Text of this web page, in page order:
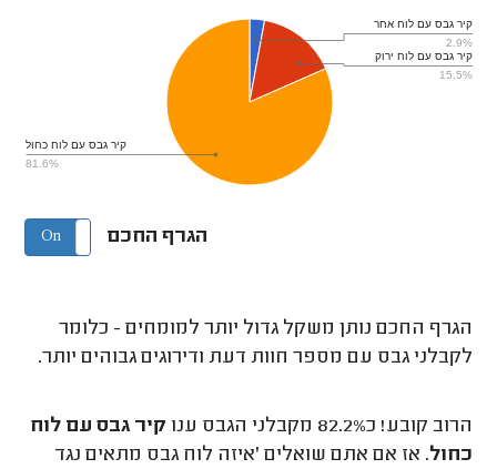
קיר גבס עם לוח אחר
2.9%
קיר גבס עם לוח ירוק
15.5%
קיר גבס עם לוח כחול
81.6%
הגרף החכם On Off
הגרף החכם נותן משקל גדול יותר למומחים - כלומר
לקבלני גבס עם מספר חוות דעת ודירוגים גבוהים יותר.
הרוב קובע! כ82.2% מקבלני הגבס ענו
קיר גבס עם לוח
כחול. אז אם אתם שואלים 'איזה לוח גבס מתאים נגד